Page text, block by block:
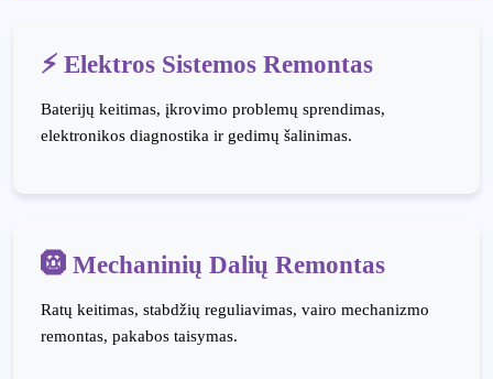
⚡ Elektros Sistemos Remontas
Baterijų keitimas, įkrovimo problemų sprendimas,
elektronikos diagnostika ir gedimų šalinimas.
🛞 Mechaninių Dalių Remontas
Ratų keitimas, stabdžių reguliavimas, vairo mechanizmo
remontas, pakabos taisymas.